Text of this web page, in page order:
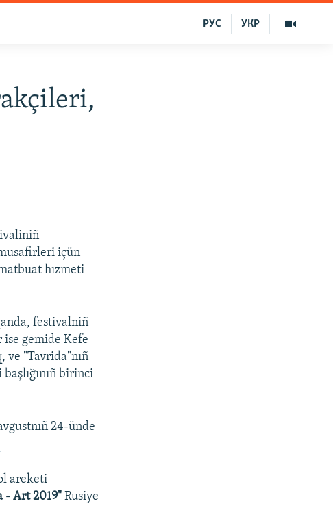
УКР
РУС
içün
hızmeti
festivalniñ
gemide Kefe
ve "Tavrida"nıñ
birinci
24-ünde
areketi
- Art 2019"Rusiye